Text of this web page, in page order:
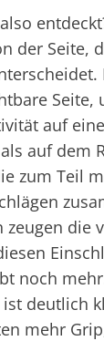
der Seite,
Seite,
auf
auf dem
zum Teil
zeugen die
noch
deutlich
mehr